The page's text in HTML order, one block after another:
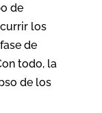
de
los
de
todo, la
de los